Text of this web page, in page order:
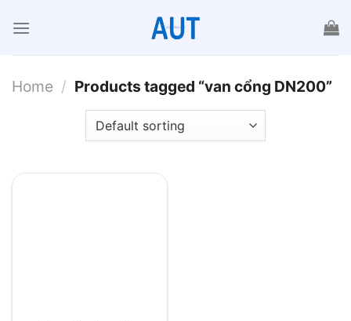
đến
Home / Products tagged “van cổng DN200”